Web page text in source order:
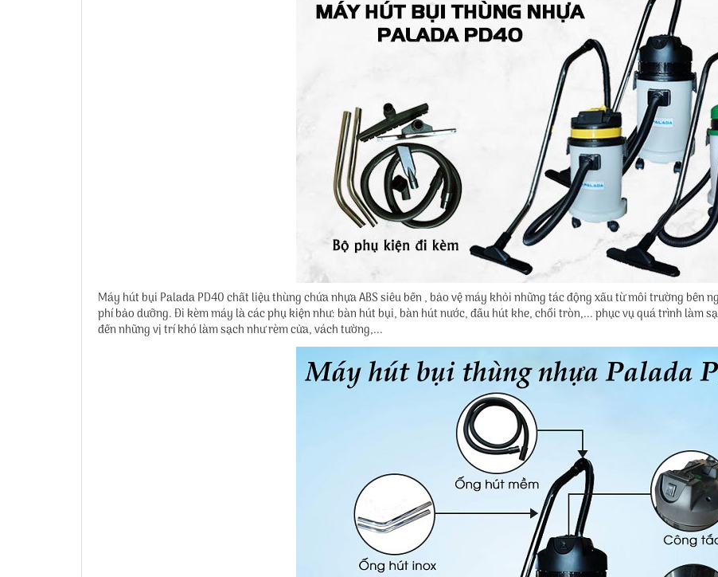
Máy hút bụi Palada PD40 chất liệu thùng chứa nhựa ABS siêu bền , bảo vệ máy khỏi những tác động xấu từ môi trường bên
phí bảo dưỡng. Đi kèm máy là các phụ kiện như: bàn hút bụi, bàn hút nước, đầu hút khe, chổi tròn,... phục vụ quá trình làm
đến những vị trí khó làm sạch như rèm cửa, vách tường,...